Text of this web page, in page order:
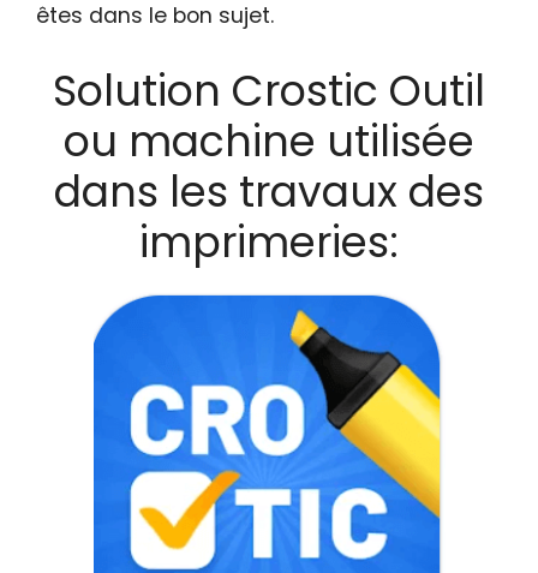
êtes dans le bon sujet.
Solution Crostic Outil
ou machine utilisée
dans les travaux des
imprimeries: